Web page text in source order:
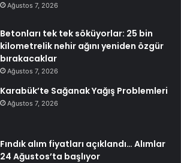
Ağustos 7, 2026
Betonları tek tek söküyorlar: 25 bin
kilometrelik nehir ağını yeniden özgür
bırakacaklar
Ağustos 7, 2026
Karabük’te Sağanak Yağış Problemleri
Ağustos 7, 2026
Fındık alım fiyatları açıklandı… Alımlar
24 Ağustos’ta başlıyor